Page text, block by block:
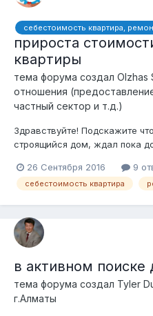
прироста
квартиры
тема форума создал Olzhas
отношения
частный сектор и т.д.)
Здравствуйте! Подскажите
строящийся дом, ждал пока
мебель, потратил на это
связи с расширением семьи
26 Сентября 2016 9
себестоимость квартира
в активном поиске
тема форума создал Tyler
г.Алматы